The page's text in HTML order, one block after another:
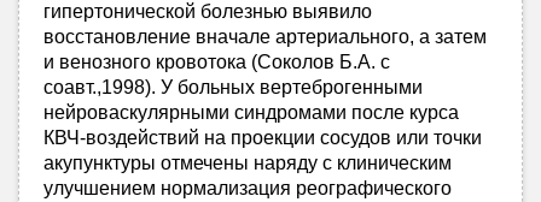
гипертонической болезнью выявило
восстановление вначале артериального, а затем
и венозного кровотока (Соколов Б.А. с
соавт.,1998). У больных вертеброгенными
нейроваскулярными синдромами после курса
КВЧ-воздействий на проекции сосудов или точки
акупунктуры отмечены наряду с клиническим
улучшением нормализация реографического